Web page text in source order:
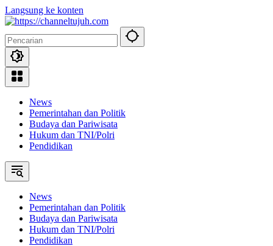
Langsung ke konten
News
Pemerintahan dan Politik
Budaya dan Pariwisata
Hukum dan TNI/Polri
Pendidikan
News
Pemerintahan dan Politik
Budaya dan Pariwisata
Hukum dan TNI/Polri
Pendidikan